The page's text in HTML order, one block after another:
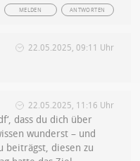
ANTWORTEN
MELDEN
22.05.2025, 09:11 Uhr
22.05.2025, 11:16 Uhr
dass du dich über
wunderst – und
beiträgst, diesen zu